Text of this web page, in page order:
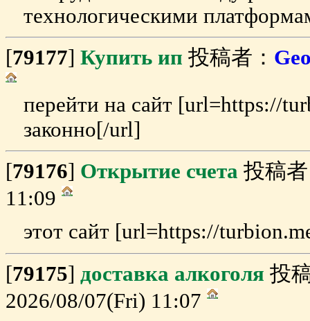
технологическими
[79177] Купить ип 投稿者：
перейти на сайт [url=https://
законно[/url]
[79176] Открытие счета 投稿
11:09
этот сайт [url=https://
[79175] доставка алкоголя 投
2026/08/07(Fri) 11:07